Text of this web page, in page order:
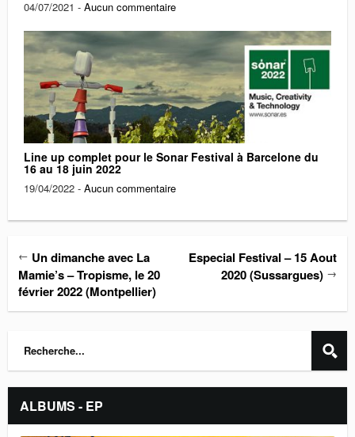
04/07/2021 - Aucun commentaire
Line up complet pour le Sonar Festival à Barcelone du
16 au 18 juin 2022
19/04/2022 - Aucun commentaire
← Un dimanche avec La
Mamie’s – Tropisme, le 20
février 2022 (Montpellier)
Especial Festival – 15 Aout
2020 (Sussargues) →
ALBUMS - EP